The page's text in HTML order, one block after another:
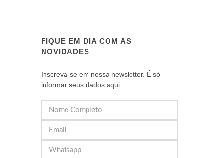
FIQUE EM DIA COM AS
NOVIDADES
Inscreva-se em nossa newsletter. É só
informar seus dados aqui: